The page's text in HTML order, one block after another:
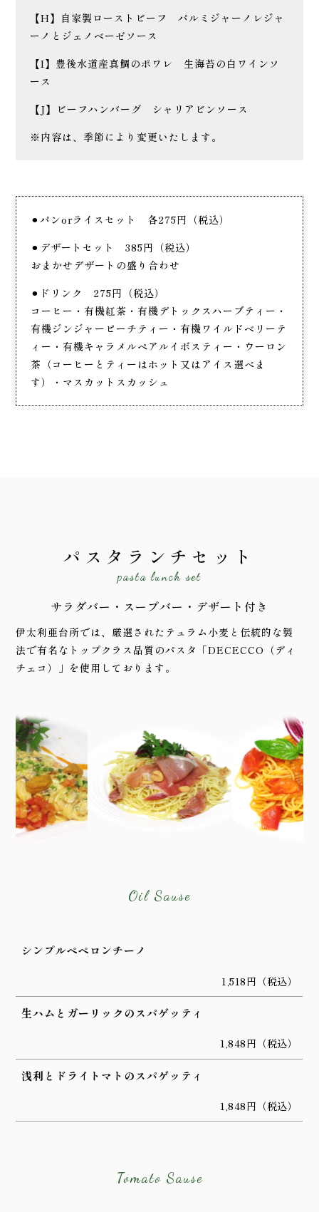
【H】自家製ローストビーフ パルミジャーノレジャ
ーノとジェノベーゼソース
【I】豊後水道産真鯛のポワレ 生海苔の白ワインソ
ース
【J】ビーフハンバーグ シャリアビンソース
※内容は、季節により変更いたします。
⚫︎パンorライスセット 各275円（税込）
⚫︎デザートセット 385円（税込）
おまかせデザートの盛り合わせ
⚫︎ドリンク 275円（税込）
コーヒー・有機紅茶・有機デトックスハーブティー・
有機ジンジャーピーチティー・有機ワイルドベリーテ
ィー・有機キャラメルペアルイボスティー・ウーロン
茶（コーヒーとティーはホット又はアイス選べま
す）・マスカットスカッシュ
パスタランチセット
pasta lunch set
サラダバー・スープバー・デザート付き
伊太利亜台所では、厳選されたテュラム小麦と伝統的な製
法で有名な トップクラス品質のパスタ「DECECCO（ディ
チェコ）」を使用しております。
Oil Sause
シンプルペペロンチーノ
1,518円（税込）
生ハムとガーリックのスパゲッティ
1,848円（税込）
浅利とドライトマトのスパゲッティ
1,848円（税込）
Tomato Sause